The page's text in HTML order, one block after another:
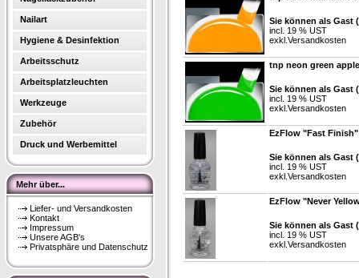
Nailart
Hygiene & Desinfektion
Arbeitsschutz
Arbeitsplatzleuchten
Werkzeuge
Zubehör
Druck und Werbemittel
Mehr über...
Liefer- und Versandkosten
Kontakt
Impressum
Unsere AGB's
Privatsphäre und Datenschutz
Sie können als Gast
incl. 19 % UST
exkl. Versandkosten
tnp neon green
Sie können als Gast
incl. 19 % UST
exkl. Versandkosten
EzFlow "Fast Finish"
Sie können als Gast
incl. 19 % UST
exkl. Versandkosten
EzFlow "Never
Sie können als Gast
incl. 19 % UST
exkl. Versandkosten